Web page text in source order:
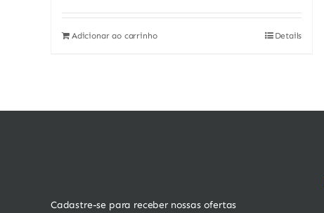
Adicionar ao carrinho Details
Cadastre-se para receber nossas ofertas